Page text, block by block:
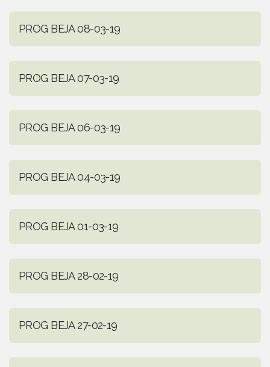
PROG BEJA 08-03-19
PROG BEJA 07-03-19
PROG BEJA 06-03-19
PROG BEJA 04-03-19
PROG BEJA 01-03-19
PROG BEJA 28-02-19
PROG BEJA 27-02-19